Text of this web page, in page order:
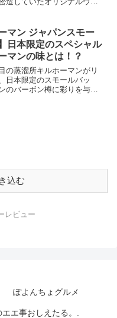
ト！ 売り切れ前に予約推
マン ジャパンスモー
日本限定のスペシャル
マンの味とは！？
の蒸溜所キルホーマンがリ
日本限定のスモールバッ
バーボン樽に彩りを与え
込む
レビュー
ぽよんちょグルメ
エ事おしえたる。.